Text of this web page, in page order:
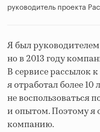
руководитель проекта
Я был
но в 2013 году
В сервисе рассылок
я отработал более 10
не воспользоваться
и опытом. Поэтому я
компанию.